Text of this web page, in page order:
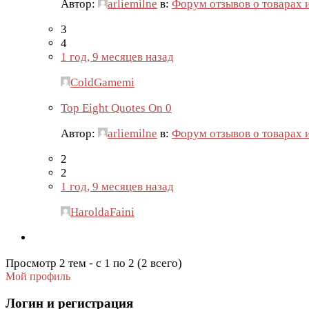
Автор:
arliemilne в: Форум отзывов о товарах
3
4
1 год, 9 месяцев назад
ColdGamemi
Top Eight Quotes On 0
Автор:
arliemilne в: Форум отзывов о товарах
2
2
1 год, 9 месяцев назад
HaroldaFaini
Просмотр 2 тем - с 1 по 2 (2 всего)
Мой профиль
Логин и регистрация